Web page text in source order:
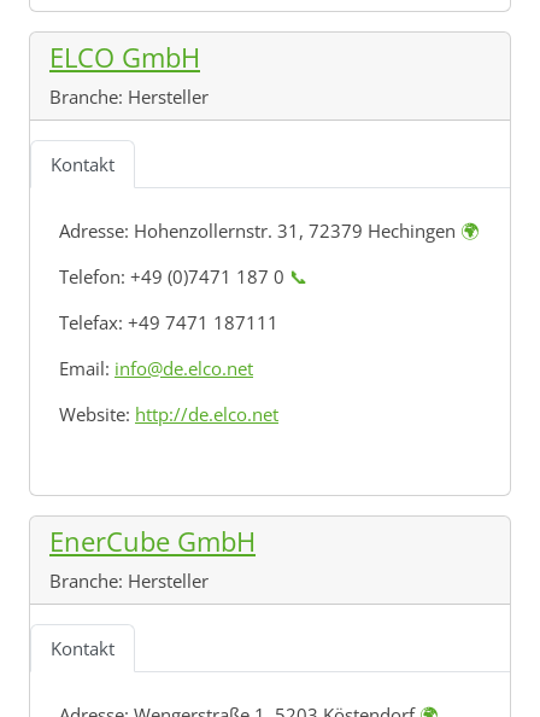
ELCO GmbH
Branche: Hersteller
Kontakt
Adresse: Hohenzollernstr. 31, 72379 Hechingen 🌍
Telefon: +49 (0)7471 187 0 📞
Telefax: +49 7471 187111
Email: info@de.elco.net
Website: http://de.elco.net
EnerCube GmbH
Branche: Hersteller
Kontakt